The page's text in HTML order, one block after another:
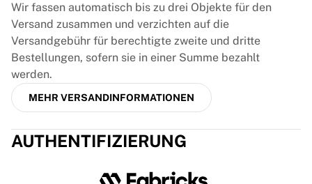
Delhi Capitals
West Indies
Cricket Ireland
View all Cricket
Ice Hockey
Aalborg Pirates
Tre Kronor
NHL Alumni
View all Ice Hockey
Wir fassen automatisch bis zu drei Objekte für den
Versand zusammen und verzichten auf die
Versandgebühr für berechtigte zweite und dritte
Bestellungen, sofern sie in einer Summe bezahlt
werden.
MEHR VERSANDINFORMATIONEN
AUTHENTIFIZIERUNG